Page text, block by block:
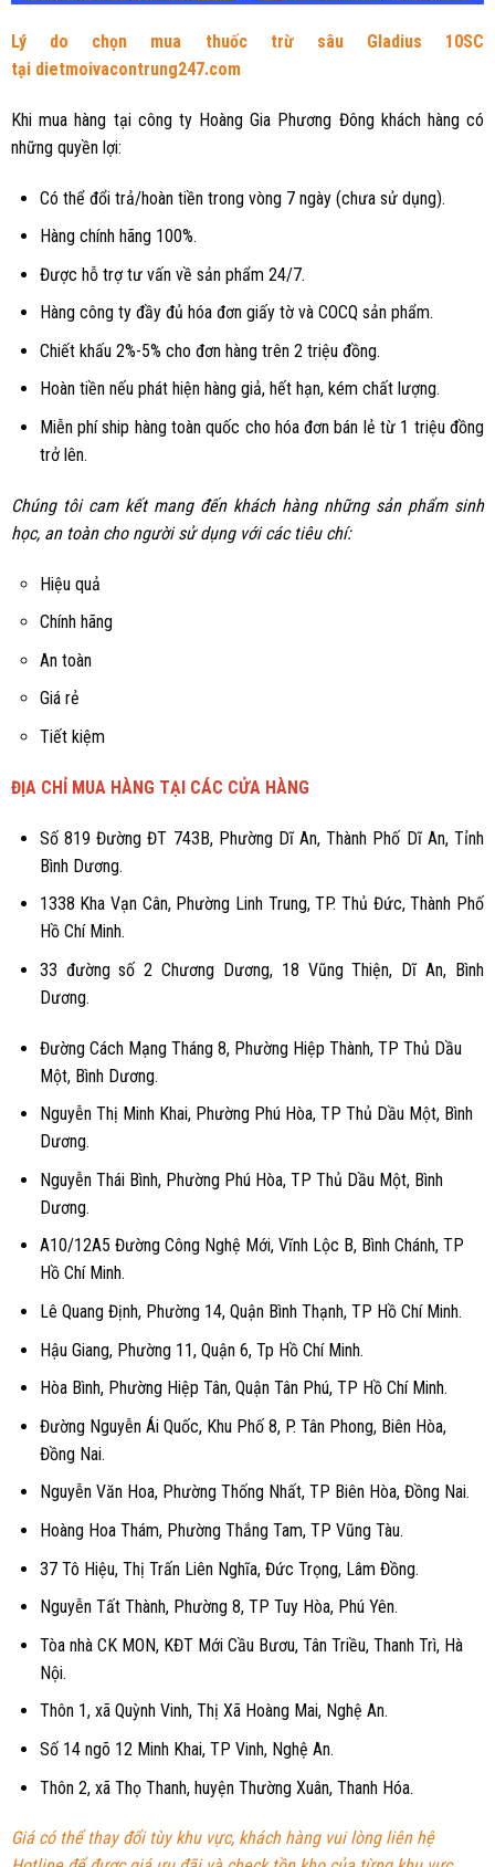
Lý do chọn mua thuốc trừ sâu Gladius 10SC
tại dietmoivacontrung247.com
Khi mua hàng tại công ty Hoàng Gia Phương Đông khách hàng có
những quyền lợi:
Có thể đổi trả/hoàn tiền trong vòng 7 ngày (chưa sử dụng).
Hàng chính hãng 100%.
Được hỗ trợ tư vấn về sản phẩm 24/7.
Hàng công ty đầy đủ hóa đơn giấy tờ và COCQ sản phẩm.
Chiết khấu 2%-5% cho đơn hàng trên 2 triệu đồng.
Hoàn tiền nếu phát hiện hàng giả, hết hạn, kém chất lượng.
Miễn phí ship hàng toàn quốc cho hóa đơn bán lẻ từ 1 triệu đồng
trở lên.
Chúng tôi cam kết mang đến khách hàng những sản phẩm sinh
học, an toàn cho người sử dụng với các tiêu chí:
Hiệu quả
Chính hãng
An toàn
Giá rẻ
Tiết kiệm
ĐỊA CHỈ MUA HÀNG TẠI CÁC CỬA HÀNG
Số 819 Đường ĐT 743B, Phường Dĩ An, Thành Phố Dĩ An, Tỉnh
Bình Dương.
1338 Kha Vạn Cân, Phường Linh Trung, TP. Thủ Đức, Thành Phố
Hồ Chí Minh.
33 đường số 2 Chương Dương, 18 Vũng Thiện, Dĩ An, Bình
Dương.
Đường Cách Mạng Tháng 8, Phường Hiệp Thành, TP Thủ Dầu
Một, Bình Dương.
Nguyễn Thị Minh Khai, Phường Phú Hòa, TP Thủ Dầu Một, Bình
Dương.
Nguyễn Thái Bình, Phường Phú Hòa, TP Thủ Dầu Một, Bình
Dương.
A10/12A5 Đường Công Nghệ Mới, Vĩnh Lộc B, Bình Chánh, TP
Hồ Chí Minh.
Lê Quang Định, Phường 14, Quận Bình Thạnh, TP Hồ Chí Minh.
Hậu Giang, Phường 11, Quận 6, Tp Hồ Chí Minh.
Hòa Bình, Phường Hiệp Tân, Quận Tân Phú, TP Hồ Chí Minh.
Đường Nguyễn Ái Quốc, Khu Phố 8, P. Tân Phong, Biên Hòa,
Đồng Nai.
Nguyễn Văn Hoa, Phường Thống Nhất, TP Biên Hòa, Đồng Nai.
Hoàng Hoa Thám, Phường Thắng Tam, TP Vũng Tàu.
37 Tô Hiệu, Thị Trấn Liên Nghĩa, Đức Trọng, Lâm Đồng.
Nguyễn Tất Thành, Phường 8, TP Tuy Hòa, Phú Yên.
Tòa nhà CK MON, KĐT Mới Cầu Bươu, Tân Triều, Thanh Trì, Hà
Nội.
Thôn 1, xã Quỳnh Vinh, Thị Xã Hoàng Mai, Nghệ An.
Số 14 ngõ 12 Minh Khai, TP Vinh, Nghệ An.
Thôn 2, xã Thọ Thanh, huyện Thường Xuân, Thanh Hóa.
Giá có thể thay đổi tùy khu vực, khách hàng vui lòng liên hệ